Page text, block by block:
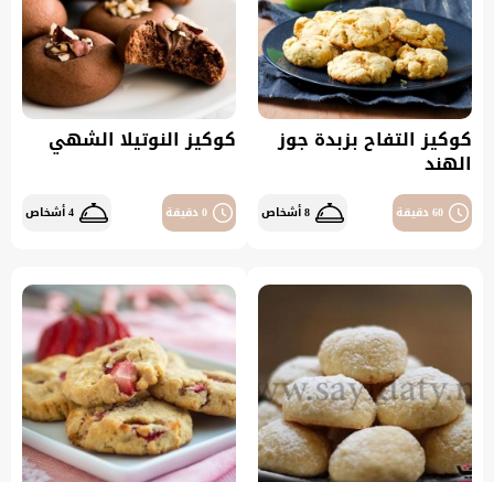
كوكيز التفاح بزبدة جوز
الهند
60 دقيقة 8 أشخاص
كوكيز النوتيلا الشهي
0 دقيقة 4 أشخاص